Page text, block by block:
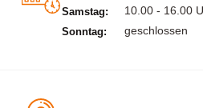
Samstag: 10.00 - 16.00
Sonntag: geschlossen